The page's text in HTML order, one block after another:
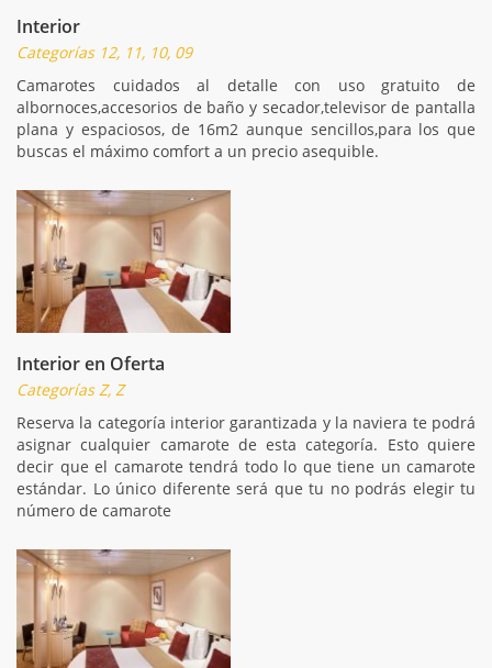
Interior
Categorías 12, 11, 10, 09
Camarotes cuidados al detalle con uso gratuito de
albornoces,accesorios de baño y secador,televisor de pantalla
plana y espaciosos, de 16m2 aunque sencillos,para los que
buscas el máximo comfort a un precio asequible.
Interior en Oferta
Categorías Z, Z
Reserva la categoría interior garantizada y la naviera te podrá
asignar cualquier camarote de esta categoría. Esto quiere
decir que el camarote tendrá todo lo que tiene un camarote
estándar. Lo único diferente será que tu no podrás elegir tu
número de camarote